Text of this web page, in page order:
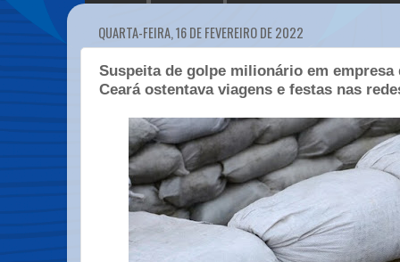
QUARTA-FEIRA, 16 DE FEVEREIRO DE 2022
Suspeita de golpe milionário em empresa
Ceará ostentava viagens e festas nas